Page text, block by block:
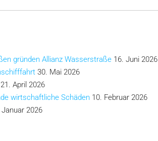
gründen Allianz Wasserstraße 16. Juni 2026
30. Mai 2026
21. April 2026
wirtschaftliche Schäden 10. Februar 2026
Januar 2026